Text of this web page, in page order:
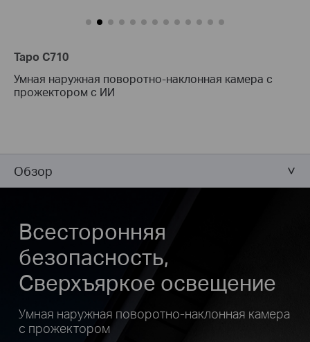
Tapo C710
Умная наружная поворотно-наклонная камера с
прожектором с ИИ
Обзор
Всесторонняя
безопасность,
Сверхъяркое освещение
Умная наружная поворотно-наклонная камера
с прожектором